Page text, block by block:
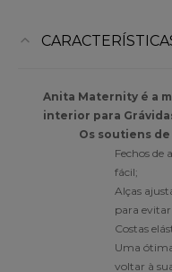
Anita Maternity é a
interior para
Os soutiens
Fechos de
fácil;
Alças
para evitar
Costas
Uma
voltar à